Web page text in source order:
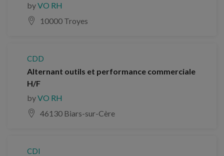
byVO RH
10000 Troyes
CDD
Alternant outils et performance commerciale
H/F
byVO RH
46130 Biars-sur-Cère
CDI